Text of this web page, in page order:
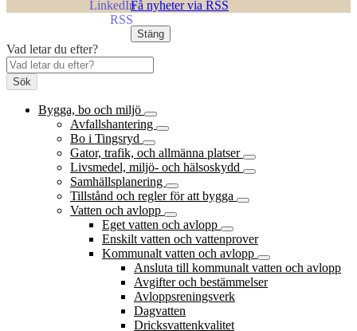
Få nyheter via RSS
Stäng
Vad letar du efter?
Sök
Bygga, bo och miljö
Avfallshantering
Bo i Tingsryd
Gator, trafik, och allmänna platser
Livsmedel, miljö- och hälsoskydd
Samhällsplanering
Tillstånd och regler för att bygga
Vatten och avlopp
Eget vatten och avlopp
Enskilt vatten och vattenprover
Kommunalt vatten och avlopp
Ansluta till kommunalt vatten och avlopp
Avgifter och bestämmelser
Avloppsreningsverk
Dagvatten
Dricksvattenkvalitet